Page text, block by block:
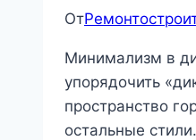
От
Минимализм в
упорядочить
пространство
остальные